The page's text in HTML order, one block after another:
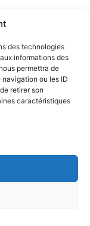
des technologies
informations des
permettra de
ou les ID
retirer son
caractéristiques
droits réservés.